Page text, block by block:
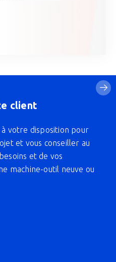
client
à votre disposition pour
et vous conseiller au
et de vos
machine-outil neuve ou